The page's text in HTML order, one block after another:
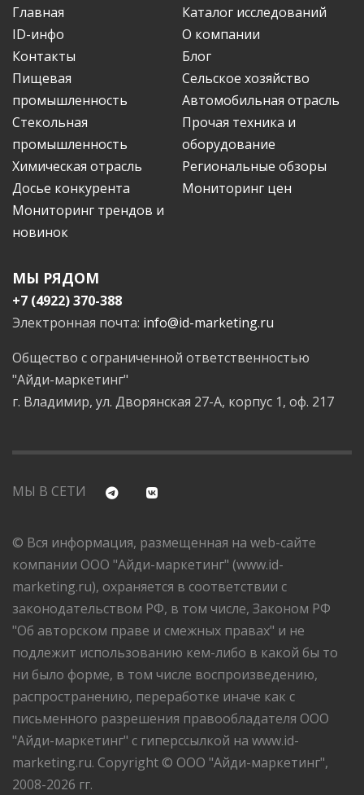
Главная
Каталог исследований
ID-инфо
О компании
Контакты
Блог
Пищевая
промышленность
Сельское хозяйство
Автомобильная отрасль
Стекольная
промышленность
Прочая техника и
оборудование
Химическая отрасль
Региональные обзоры
Досье конкурента
Мониторинг цен
Мониторинг трендов и
новинок
МЫ РЯДОМ
+7 (4922) 370-388
Электронная почта: info@id-marketing.ru
Общество с ограниченной ответственностью
"Айди-маркетинг"
г. Владимир, ул. Дворянская 27-А, корпус 1, оф. 217
МЫ В СЕТИ
© Вся информация, размещенная на web-сайте
компании ООО "Айди-маркетинг" (www.id-
marketing.ru), охраняется в соответствии с
законодательством РФ, в том числе, Законом РФ
"Об авторском праве и смежных правах" и не
подлежит использованию кем-либо в какой бы то
ни было форме, в том числе воспроизведению,
распространению, переработке иначе как с
письменного разрешения правообладателя ООО
"Айди-маркетинг" с гиперссылкой на www.id-
marketing.ru. Copyright © ООО "Айди-маркетинг",
2008-2026 гг.